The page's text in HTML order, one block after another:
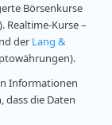
Börsenkurse
Realtime-Kurse –
der Lang &
Informationen
dass die Daten